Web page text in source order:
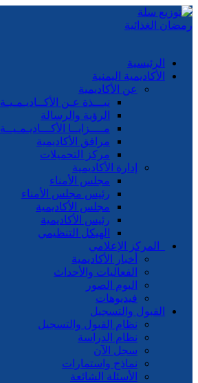
الرئيسية
الأكاديمية اليمنية
عن الأكاديمية
نبـــذة عـن الأكــاديـمـيـة
الرؤية والرسالة
مــــزايــا الأكـــاديـمـيــة
مرافق الأكاديمية
مركز التحميلات
إدارة الأكاديمية
مجلس الأمناء
رئيس مجلس الأمناء
مجلس الأكاديمية
رئيس الأكاديمية
الهيكل التنظيمي
المركز الإعلامي
أخبار الأكاديمية
الفعاليات والأحداث
البوم الصور
فيديوهات
القبول والتسجيل
نظام القبول والتسجيل
نظام الدراسة
سجل الآن
نماذج واستمارات
الأسئلة الشائعة